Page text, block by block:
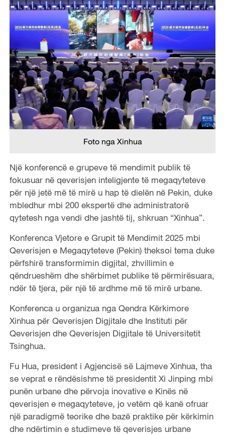
Foto nga Xinhua
Një konferencë e grupeve të mendimit publik të
fokusuar në qeverisjen inteligjente të megaqyteteve
për një jetë më të mirë u hap të dielën në Pekin, duke
mbledhur mbi 200 ekspertë dhe administratorë
qytetesh nga vendi dhe jashtë tij, shkruan “Xinhua”.
Konferenca Vjetore e Grupit të Mendimit 2025 mbi
Qeverisjen e Megaqyteteve (Pekin) theksoi tema duke
përfshirë transformimin digjital, zhvillimin e
qëndrueshëm dhe shërbimet publike të përmirësuara,
ndër të tjera, për një të ardhme më të mirë urbane.
Konferenca u organizua nga Qendra Kërkimore
Xinhua për Qeverisjen Digjitale dhe Instituti për
Qeverisjen dhe Qeverisjen Digjitale të Universitetit
Tsinghua.
Fu Hua, president i Agjencisë së Lajmeve Xinhua, tha
se veprat e rëndësishme të presidentit Xi Jinping mbi
punën urbane dhe përvoja inovative e Kinës në
qeverisjen e megaqyteteve, jo vetëm që kanë ofruar
një paradigmë teorike dhe bazë praktike për kërkimin
dhe ndërtimin e studimeve të qeverisjes urbane